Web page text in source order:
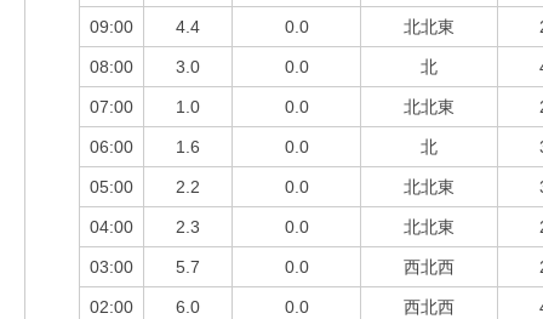
09:00 4.4 0.0 北北東
08:00 3.0 0.0 北
07:00 1.0 0.0 北北東
06:00 1.6 0.0 北
05:00 2.2 0.0 北北東
04:00 2.3 0.0 北北東
03:00 5.7 0.0 西北西
02:00 6.0 0.0 西北西